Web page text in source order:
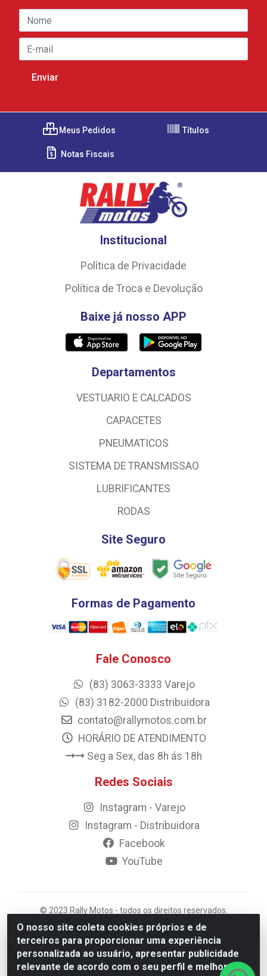
O nosso site coleta cookies próprios e de
terceiros para proporcionar uma experiência
personalizada ao usuário, apresentar publicidade
relevante de acordo com o seu perfil e melhorar a
Meus Pedidos Títulos
Notas Fiscais
Institucional
Política de Privacidade
Política de Troca e Devolução
Baixe já nosso APP
Departamentos
VESTUARIO E CALCADOS
CAPACETES
PNEUMATICOS
SISTEMA DE TRANSMISSAO
LUBRIFICANTES
RODAS
Site Seguro
Formas de Pagamento
Fale Conosco
(83) 3063-3333 Varejo
(83) 3182-2000 Distribuidora
contato@rallymotos.com.br
HORÁRIO DE ATENDIMENTO
Seg a Sex, das 8h ás 18h
Redes Sociais
Instagram - Varejo
Instagram - Distribuidora
Facebook
YouTube
© 2023 Rally Motos - todos os direitos reservados.
Razão Social: Rally motos distribuidora, importadora e
transportadora de peças LTDA - CNPJ 09.262.859/0001-
43 - Rua Vigário Calixto 2900 - Catolé, Campina
Grande/PB